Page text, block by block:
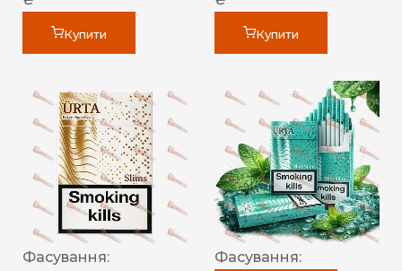
Купити Купити
Фасування:
Фасування: